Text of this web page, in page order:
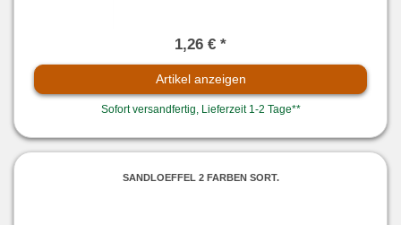
1,26 € *
Artikel anzeigen
Sofort versandfertig, Lieferzeit 1-2 Tage**
SANDLOEFFEL 2 FARBEN SORT.